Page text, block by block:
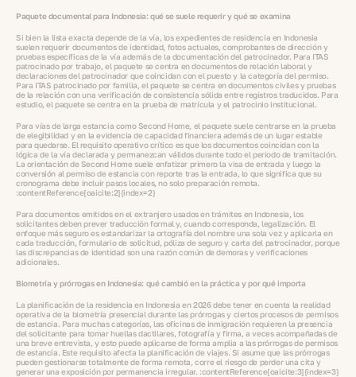
Paquete documental para Indonesia: qué se suele requerir y qué se examina
Si bien la lista exacta depende de la vía, los expedientes de residencia en Indonesia
suelen requerir documentos de identidad, fotos actuales, comprobantes de dirección y
pruebas específicas de la vía además de la documentación del patrocinador. Para ITAS
patrocinado por trabajo, el paquete se centra en documentos de relación laboral y
declaraciones del patrocinador que coincidan con el puesto y la categoría del permiso.
Para ITAS patrocinado por familia, el paquete se centra en documentos civiles y pruebas
de la relación con una verificación de consistencia sólida entre registros traducidos. Para
estudio, el paquete se centra en la prueba de matrícula y el patrocinio institucional.
Para vías de larga estancia como Second Home, el paquete suele centrarse en la prueba
de elegibilidad y en la evidencia de capacidad financiera además de un lugar estable
para quedarse. El requisito operativo crítico es que los documentos coincidan con la
lógica de la vía declarada y permanezcan válidos durante todo el periodo de tramitación.
La orientación de Second Home suele enfatizar primero la visa de entrada y luego la
conversión al permiso de estancia con reporte tras la entrada, lo que significa que su
cronograma debe incluir pasos locales, no solo preparación remota.
:contentReference[oaicite:2]{index=2}
Para documentos emitidos en el extranjero usados en trámites en Indonesia, los
solicitantes deben prever traducción formal y, cuando corresponda, legalización. El
enfoque más seguro es estandarizar la ortografía del nombre una sola vez y aplicarla en
cada traducción, formulario de solicitud, póliza de seguro y carta del patrocinador, porque
las discrepancias de identidad son una razón común de demoras y verificaciones
adicionales.
Biometría y prórrogas en Indonesia: qué cambió en la práctica y por qué importa
La planificación de la residencia en Indonesia en 2026 debe tener en cuenta la realidad
operativa de la biometría presencial durante las prórrogas y ciertos procesos de permisos
de estancia. Para muchas categorías, las oficinas de inmigración requieren la presencia
del solicitante para tomar huellas dactilares, fotografía y firma, a veces acompañadas de
una breve entrevista, y esto puede aplicarse de forma amplia a las prórrogas de permisos
de estancia. Este requisito afecta la planificación de viajes. Si asume que las prórrogas
pueden gestionarse totalmente de forma remota, corre el riesgo de perder una cita y
generar una exposición por permanencia irregular. :contentReference[oaicite:3]{index=3}